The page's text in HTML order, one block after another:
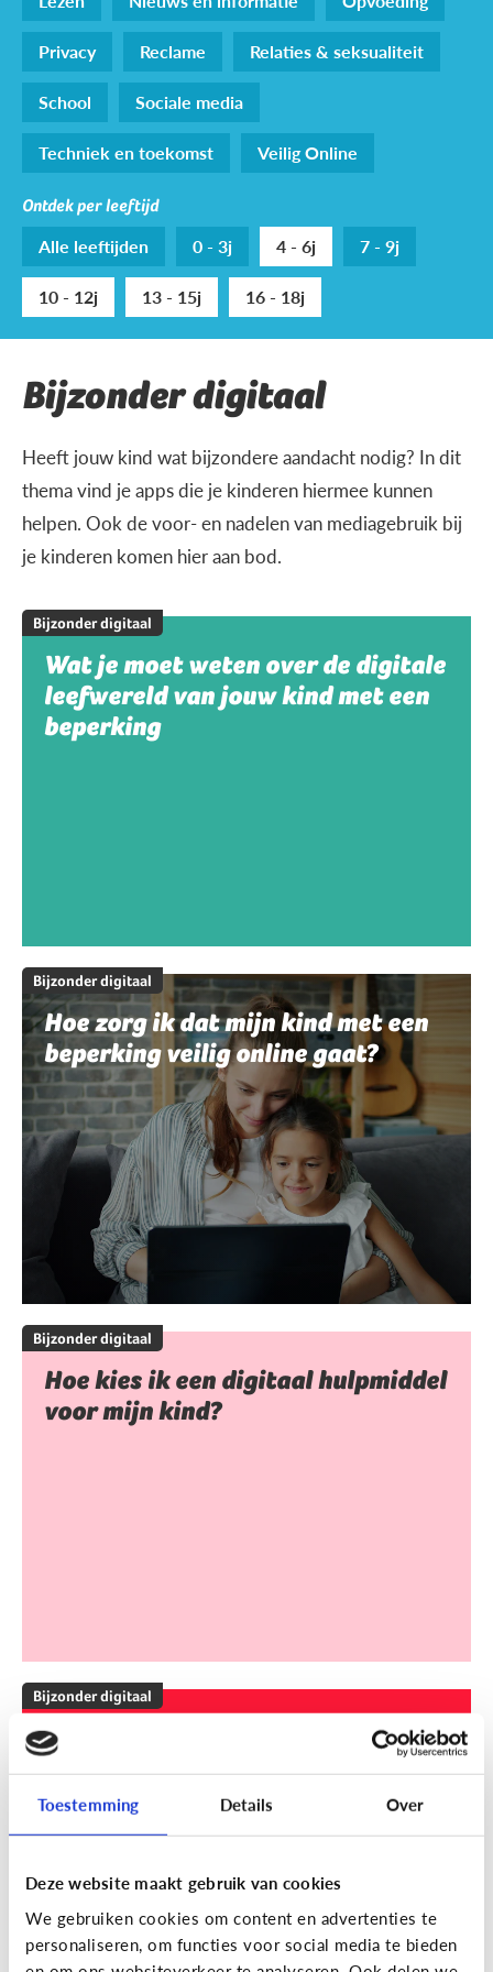
Toestemming Details Over
Deze website maakt gebruik van cookies
We gebruiken cookies om content en advertenties te
personaliseren, om functies voor social media te bieden
Privacy
Reclame
Relaties & seksualiteit
School
Sociale media
Techniek en toekomst
Veilig Online
Ontdek per leeftijd
Alle leeftijden 0 - 3j 4 - 6j
7 - 9j
10 - 12j
13 - 15j 16 - 18j
Bijzonder digitaal
Heeft jouw kind wat bijzondere aandacht nodig? In dit
thema vind je apps die je kinderen hiermee kunnen
helpen. Ook de voor- en nadelen van mediagebruik bij
je kinderen komen hier aan bod.
Bijzonder digitaal
Wat je moet weten over de digitale
leefwereld van jouw kind met een
beperking
Bijzonder digitaal
Hoe zorg ik dat mijn kind met een
beperking veilig online gaat?
Bijzonder digitaal
Hoe kies ik een digitaal hulpmiddel
voor mijn kind?
Bijzonder digitaal
Mijn kind is slechthorend of doof.
Welke apps of toepassingen
kunnen helpen?